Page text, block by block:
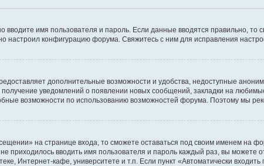
вводите имя пользователя и пароль. Если данные вводятся правильно,
настроил конфигурацию форума. Свяжитесь с ним для исправления
дополнительные возможности и удобства, недоступные
уведомлений о появлении новых сообщений, закладки на
возможности по использованию возможностей форума. Поэтому мы
на странице входа, то сможете оставаться под своим именем на
приходилось вводить имя пользователя и пароль каждый раз, вы
Интернет-кафе, университете и т.п. Если пункт «Автоматически входить